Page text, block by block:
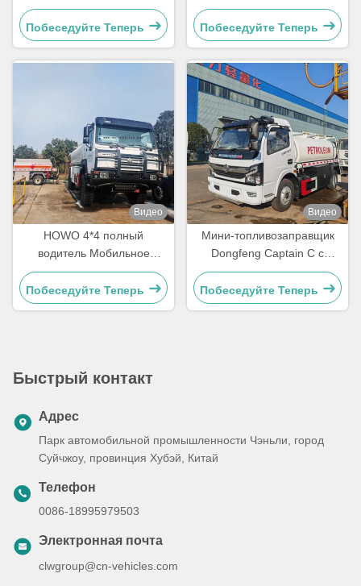
Бензиновый Автоцистерна-
топливозаправщик
Побеседуйте Теперь
боузер заправка
транспортный грузовик
Побеседуйте Теперь
Видео
HOWO 4*4 полный
водитель Мобильное
топливное топливное
реактивное танкерное
грузовик
Побеседуйте Теперь
Видео
Мини-топливозаправщик
Dongfeng Captain C с
правым рулем
Побеседуйте Теперь
Быстрый контакт
Адрес
Парк автомобильной промышленности Чэньли, город
Суйчжоу, провинция Хубэй, Китай
Телефон
0086-18995979503
Электронная почта
clwgroup@cn-vehicles.com